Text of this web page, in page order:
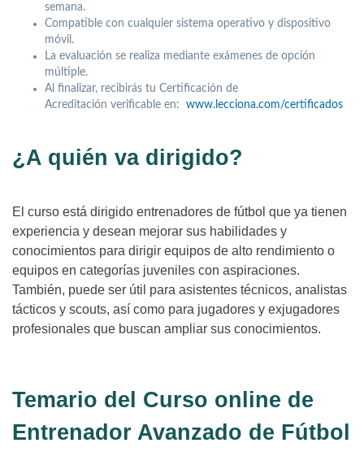
semana.
Compatible con cualquier sistema operativo y dispositivo
móvil.
La evaluación se realiza mediante exámenes de opción
múltiple.
Al finalizar, recibirás tu Certificación de
Acreditación verificable en: www.lecciona.com/certificados
¿A quién va dirigido?
El curso está dirigido entrenadores de fútbol que ya tienen
experiencia y desean mejorar sus habilidades y
conocimientos para dirigir equipos de alto rendimiento o
equipos en categorías juveniles con aspiraciones.
También, puede ser útil para asistentes técnicos, analistas
tácticos y scouts, así como para jugadores y exjugadores
profesionales que buscan ampliar sus conocimientos.
Temario del Curso online de
Entrenador Avanzado de Fútbol